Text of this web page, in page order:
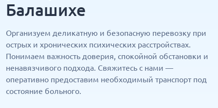
Балашихе
Организуем деликатную и безопасную перевозку при
острых и хронических психических расстройствах.
Понимаем важность доверия, спокойной обстановки и
ненавязчивого подхода. Свяжитесь с нами —
оперативно предоставим необходимый транспорт под
состояние больного.